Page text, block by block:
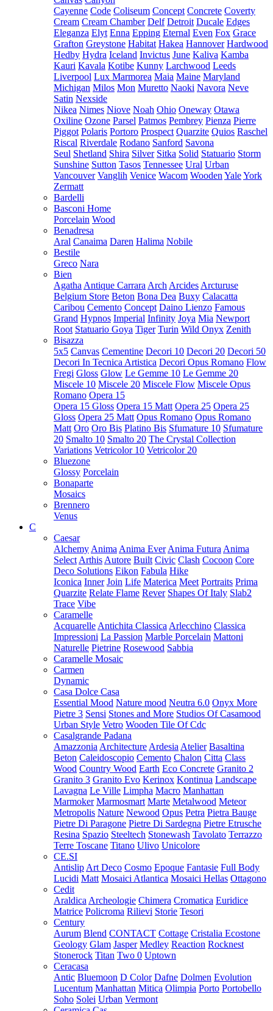
Cayenne Code Coliseum Concept Concrete Coverty
Cream Cream Chamber Delf Detroit Ducale Edges
Eleganza Elyt Enna Epping Eternal Even Fox Grace
Grafton Greystone Habitat Hakea Hannover Hardwood
Hedby Hydra Iceland Invictus June Kaliva Kamba
Kauri Kavala Kotibe Kunny Larchwood Leeds
Liverpool Lux Marmorea Maia Maine Maryland
Michigan Milos Mon Muretto Naoki Navora Neve
Satin Nexside
Nikea Nimes Niove Noah Ohio Oneway Otawa
Oxiline Ozone Parsel Patmos Pembrey Pienza Pierre
Piggot Polaris Portoro Prospect Quarzite Quios Raschel
Riscal Riverdale Rodano Sanford Savona
Seul Shetland Shira Silver Sitka Solid Statuario Storm
Sunshine Sutton Tasos Tennessee Ural Urban
Vancouver Vanglih Venice Wacom Wooden YaleYork
Zermatt
Bardelli
Basconi Home
Porcelain Wood
Benadresa
Aral Canaima Daren Halima Nobile
Bestile
Greco Nara
Bien
Agatha Antique Carrara Arch Arcides Arcturuse
Belgium Store Beton Bona Dea Buxy Calacatta
Caribou Cemento Concept Daino Lienzo Famous
Grand Hypnos Imperial Infinity Joya Mia Newport
Root Statuario Goya Tiger Turin Wild Onyx Zenith
Bisazza
5x5 Canvas Cementine Decori 10 Decori 20 Decori 50
Decori In Tecnica Artistica Decori Opus Romano Flow
Fregi Gloss Glow Le Gemme 10 Le Gemme 20
Miscele 10 Miscele 20 Miscele Flow Miscele Opus
Romano Opera 15
Opera 15 Gloss Opera 15 Matt Opera 25 Opera 25
Gloss Opera 25 Matt Opus Romano Opus Romano
Matt Oro Oro Bis Platino Bis Sfumature 10 Sfumature
20 Smalto 10 Smalto 20 The Crystal Collection
Variations Vetricolor 10 Vetricolor 20
Bluezone
Glossy Porcelain
Bonaparte
Mosaics
Brennero
Venus
C
Caesar
Alchemy Anima Anima Ever Anima Futura Anima
Select Arthis Autore Built Civic Clash Cocoon Core
Deco Solutions Eikon Fabula Hike
Iconica Inner Join Life Materica Meet Portraits Prima
Quarzite Relate Flame Rever Shapes Of Italy Slab2
Trace Vibe
Caramelle
Acquarelle Antichita Classica Arlecchino Classica
Impressioni La Passion Marble Porcelain Mattoni
Naturelle Pietrine Rosewood Sabbia
Caramelle Mosaic
Carmen
Dynamic
Casa Dolce Casa
Essential Mood Nature mood Neutra 6.0 Onyx More
Pietre 3 Sensi Stones and More Studios Of Casamood
Urban Style Vetro Wooden Tile Of Cdc
Casalgrande Padana
Amazzonia Architecture Ardesia Atelier Basaltina
Beton Caleidoscopio Cemento Chalon Citta Class
Wood Country Wood Earth Eco Concrete Granito 2
Granito 3 Granito Evo Kerinox Kontinua Landscape
Lavagna Le Ville Limpha Macro Manhattan
Marmoker Marmosmart Marte Metalwood Meteor
Metropolis Nature Newood Opus Petra Pietra Bauge
Pietre Di Paragone Pietre Di Sardegna Pietre Etrusche
Resina Spazio Steeltech Stonewash Tavolato Terrazzo
Terre Toscane Titano Ulivo Unicolore
CE.SI
Antislip Art Deco Cosmo Epoque Fantasie Full Body
Lucidi Matt Mosaici Atlantica Mosaici Hellas Ottagono
Cedit
Araldica Archeologie Chimera Cromatica Euridice
Matrice Policroma Rilievi Storie Tesori
Century
Aurum Blend CONTACT Cottage Cristalia Ecostone
Geology Glam Jasper Medley Reaction Rocknest
Stonerock Titan Two 0 Uptown
Ceracasa
Antic Bluemoon D Color Dafne Dolmen Evolution
Lucentum Manhattan Mitica Olimpia Porto Portobello
Soho Solei Urban Vermont